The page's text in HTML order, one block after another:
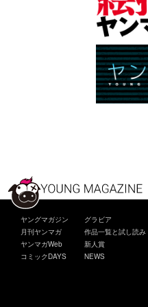
ヤングマガジン
月刊ヤンマガ
ヤンマガWeb
コミックDAYS
グラビア
作品一覧と試し読み
新人賞
NEWS